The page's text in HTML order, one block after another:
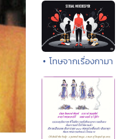
• โทษจากเรื่องกามา